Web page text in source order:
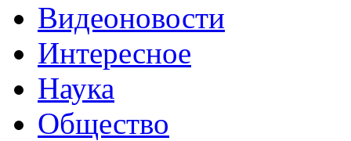
Видеоновости
Интересное
Наука
Общество